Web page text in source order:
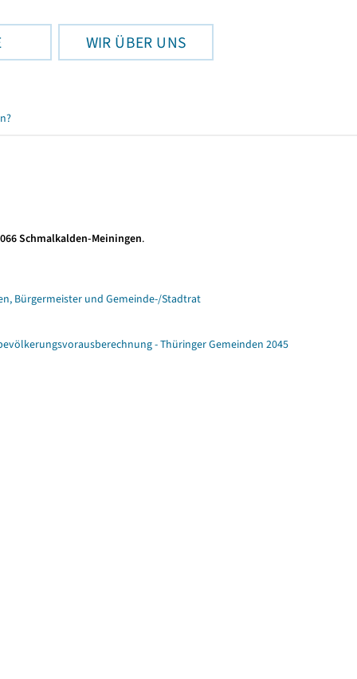
WIR ÜBER UNS
Schmalkalden-Meiningen.
Bürgermeister und Gemeinde-/Stadtrat
- Thüringer Gemeinden 2045